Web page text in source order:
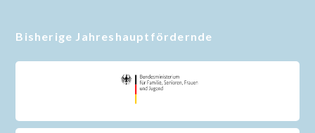
Bisherige Jahreshauptfördernde